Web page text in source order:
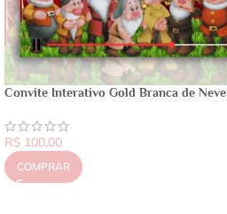
Convite Interativo Gold Branca de Neve
R$100,00
COMPRAR